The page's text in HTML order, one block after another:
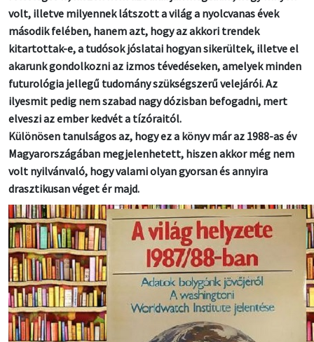
volt, illetve milyennek látszott a világ a nyolcvanas évek
második felében, hanem azt, hogy az akkori trendek
kitartottak-e, a tudósok jóslatai hogyan sikerültek, illetve el
akarunk gondolkozni az izmos tévedéseken, amelyek minden
futurológia jellegű tudomány szükségszerű velejárói. Az
ilyesmit pedig nem szabad nagy dózisban befogadni, mert
elveszi az ember kedvét a tízóraitól.
Különösen tanulságos az, hogy ez a könyv már az 1988-as év
Magyarországában megjelenhetett, hiszen akkor még nem
volt nyilvánvaló, hogy valami olyan gyorsan és annyira
drasztikusan véget ér majd.